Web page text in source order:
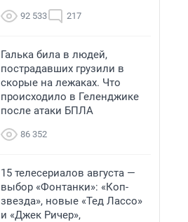
92 533 217
Галька била в людей,
пострадавших грузили в
скорые на лежаках. Что
происходило в Геленджике
после атаки БПЛА
86 352
15 телесериалов августа —
выбор «Фонтанки»: «Коп-
звезда», новые «Тед Лассо»
и «Джек Ричер»,